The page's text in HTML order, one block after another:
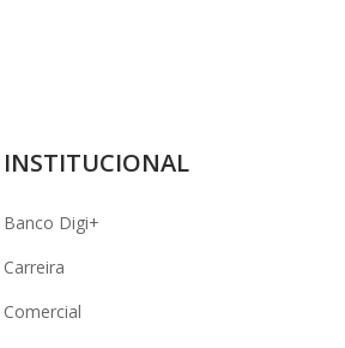
INSTITUCIONAL
Banco Digi+
Carreira
Comercial